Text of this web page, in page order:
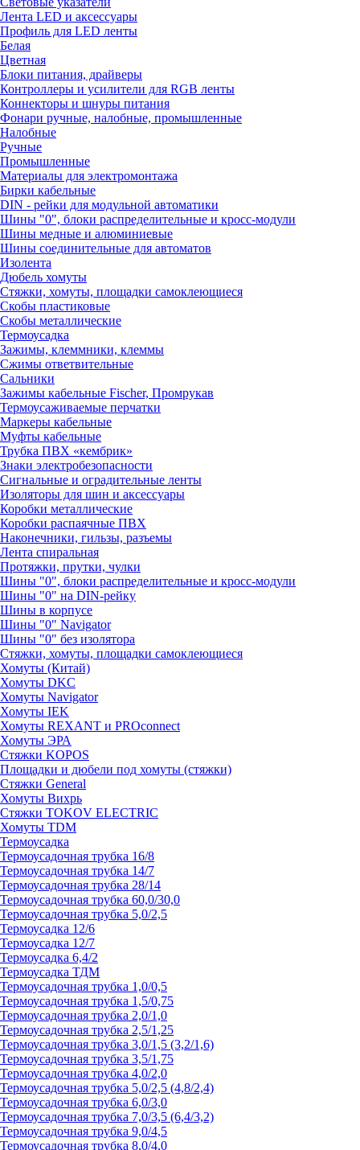
Лента LED и аксессуары
Профиль для LED ленты
Белая
Цветная
Блоки питания, драйверы
Контроллеры и усилители для RGB ленты
Коннекторы и шнуры питания
Фонари ручные, налобные, промышленные
Налобные
Ручные
Промышленные
Материалы для электромонтажа
Бирки кабельные
DIN - рейки для модульной автоматики
Шины "0", блоки распределительные и кросс-модули
Шины медные и алюминиевые
Шины соединительные для автоматов
Изолента
Дюбель хомуты
Стяжки, хомуты, площадки самоклеющиеся
Скобы пластиковые
Скобы металлические
Термоусадка
Зажимы, клеммники, клеммы
Сжимы ответвительные
Сальники
Зажимы кабельные Fischer, Промрукав
Термоусаживаемые перчатки
Маркеры кабельные
Муфты кабельные
Трубка ПВХ «кембрик»
Знаки электробезопасности
Сигнальные и оградительные ленты
Изоляторы для шин и аксессуары
Коробки металлические
Коробки распаячные ПВХ
Наконечники, гильзы, разъемы
Лента спиральная
Протяжки, прутки, чулки
Шины "0", блоки распределительные и кросс-модули
Шины "0" на DIN-рейку
Шины в корпусе
Шины "0" Navigator
Шины "0" без изолятора
Стяжки, хомуты, площадки самоклеющиеся
Хомуты (Китай)
Хомуты DKC
Хомуты Navigator
Хомуты IEK
Хомуты REXANT и PROconnect
Хомуты ЭРА
Стяжки KOPOS
Площадки и дюбели под хомуты (стяжки)
Стяжки General
Хомуты Вихрь
Стяжки TOKOV ELECTRIC
Хомуты TDM
Термоусадка
Термоусадочная трубка 16/8
Термоусадочная трубка 14/7
Термоусадочная трубка 28/14
Термоусадочная трубка 60,0/30,0
Термоусадочная трубка 5,0/2,5
Термоусадка 12/6
Термоусадка 12/7
Термоусадка 6,4/2
Термоусадка ТДМ
Термоусадочная трубка 1,0/0,5
Термоусадочная трубка 1,5/0,75
Термоусадочная трубка 2,0/1,0
Термоусадочная трубка 2,5/1,25
Термоусадочная трубка 3,0/1,5 (3,2/1,6)
Термоусадочная трубка 3,5/1,75
Термоусадочная трубка 4,0/2,0
Термоусадочная трубка 5,0/2,5 (4,8/2,4)
Термоусадочная трубка 6,0/3,0
Термоусадочная трубка 7,0/3,5 (6,4/3,2)
Термоусадочная трубка 9,0/4,5
Термоусадочная трубка 8,0/4,0